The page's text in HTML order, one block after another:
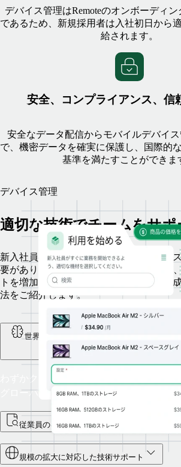
デバイス管理はRemoteのオンボーディ
であるため、新規採用者は入社初日から
給されます。
安全、コンプライアンス、信
安全なデータ配信からモバイルデバイ
で、機密データを確実に保護し、国際的
基準を満たすことができま
デバイス管理
適切な技術でチームをサポ
新入社員の勤務初日には、適切なデバイ
要があります。Remoteのデバイス管理が
トを増加させずに、従業員一人ひとりの
法をご紹介します。
世界中にデバイスを発送し、万全の追跡サ
わずかクリックでノートパソコンやその
グローバルな配送、返品、交換は当社が
従業員のキャリアパスにおける各段階に対応
規模の拡大に対応した技術サポート